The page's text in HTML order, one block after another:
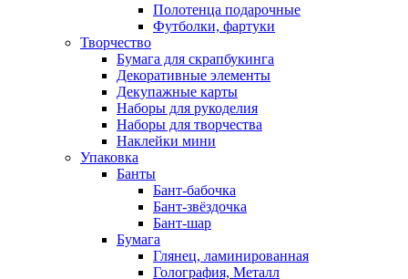
Полотенца подарочные
Футболки, фартуки
Творчество
Бумага для скрапбукинга
Декоративные элементы
Декупажные карты
Наборы для рукоделия
Наборы для творчества
Наклейки мини
Упаковка
Банты
Бант-бабочка
Бант-звёздочка
Бант-шар
Бумага
Глянец, ламинированная
Голография, Металл